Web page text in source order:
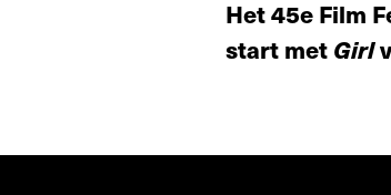
Het 45e Film
start met Girl